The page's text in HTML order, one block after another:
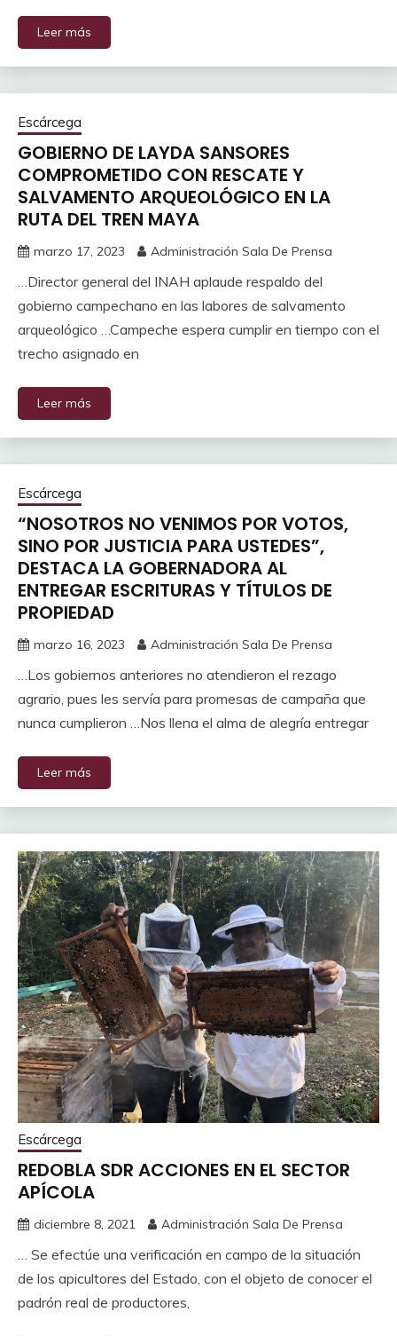
Leer más
Escárcega
GOBIERNO DE LAYDA SANSORES
COMPROMETIDO CON RESCATE Y
SALVAMENTO ARQUEOLÓGICO EN LA
RUTA DEL TREN MAYA
marzo 17, 2023 Administración Sala De Prensa
…Director general del INAH aplaude respaldo del
gobierno campechano en las labores de salvamento
arqueológico …Campeche espera cumplir en tiempo con el
trecho asignado en
Leer más
Escárcega
“NOSOTROS NO VENIMOS POR VOTOS,
SINO POR JUSTICIA PARA USTEDES”,
DESTACA LA GOBERNADORA AL
ENTREGAR ESCRITURAS Y TÍTULOS DE
PROPIEDAD
marzo 16, 2023 Administración Sala De Prensa
…Los gobiernos anteriores no atendieron el rezago
agrario, pues les servía para promesas de campaña que
nunca cumplieron …Nos llena el alma de alegría entregar
Leer más
Escárcega
REDOBLA SDR ACCIONES EN EL SECTOR
APÍCOLA
diciembre 8, 2021 Administración Sala De Prensa
… Se efectúe una verificación en campo de la situación
de los apicultores del Estado, con el objeto de conocer el
padrón real de productores,